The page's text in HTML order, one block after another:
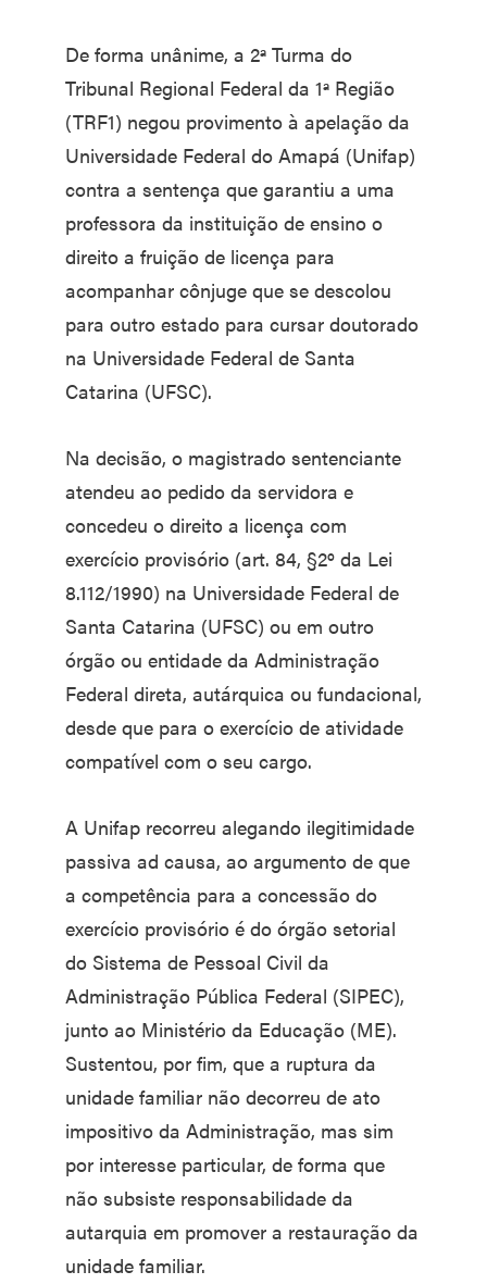
De forma unânime, a 2ª Turma do
Tribunal Regional Federal da 1ª Região
(TRF1) negou provimento à apelação da
Universidade Federal do Amapá (Unifap)
contra a sentença que garantiu a uma
professora da instituição de ensino o
direito a fruição de licença para
acompanhar cônjuge que se descolou
para outro estado para cursar doutorado
na Universidade Federal de Santa
Catarina (UFSC).
Na decisão, o magistrado sentenciante
atendeu ao pedido da servidora e
concedeu o direito a licença com
exercício provisório (art. 84, §2º da Lei
8.112/1990) na Universidade Federal de
Santa Catarina (UFSC) ou em outro
órgão ou entidade da Administração
Federal direta, autárquica ou fundacional,
desde que para o exercício de atividade
compatível com o seu cargo.
A Unifap recorreu alegando ilegitimidade
passiva ad causa, ao argumento de que
a competência para a concessão do
exercício provisório é do órgão setorial
do Sistema de Pessoal Civil da
Administração Pública Federal (SIPEC),
junto ao Ministério da Educação (ME).
Sustentou, por fim, que a ruptura da
unidade familiar não decorreu de ato
impositivo da Administração, mas sim
por interesse particular, de forma que
não subsiste responsabilidade da
autarquia em promover a restauração da
unidade familiar.